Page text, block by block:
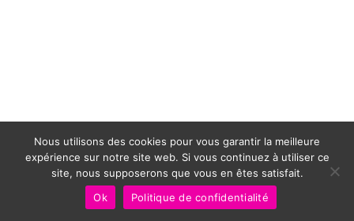
Nous utilisons des cookies pour vous garantir la meilleure
expérience sur notre site web. Si vous continuez à utiliser ce
site, nous supposerons que vous en êtes satisfait.
Ok
Politique de confidentialité